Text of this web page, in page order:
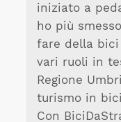
iniziato a
ho più
fare della
vari ruoli in
Regione
turismo in
Con